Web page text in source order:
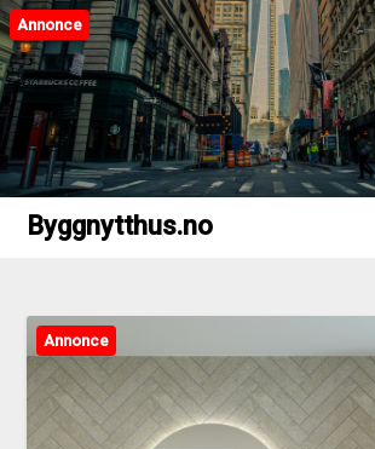
Byggnytthus.no
Annonce
Byggnytthus.no
Annonce